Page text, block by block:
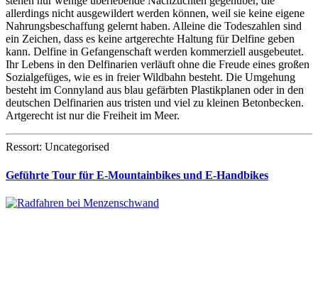
allerdings nicht ausgewildert werden können, weil sie keine eigene
Nahrungsbeschaffung gelernt haben. Alleine die Todeszahlen sind
ein Zeichen, dass es keine artgerechte Haltung für Delfine geben
kann. Delfine in Gefangenschaft werden kommerziell ausgebeutet.
Ihr Lebens in den Delfinarien verläuft ohne die Freude eines großen
Sozialgefüges, wie es in freier Wildbahn besteht. Die Umgehung
besteht im Connyland aus blau gefärbten Plastikplanen oder in den
deutschen Delfinarien aus tristen und viel zu kleinen Betonbecken.
Artgerecht ist nur die Freiheit im Meer.
Ressort: Uncategorised
Geführte Tour für E-Mountainbikes und E-Handbikes